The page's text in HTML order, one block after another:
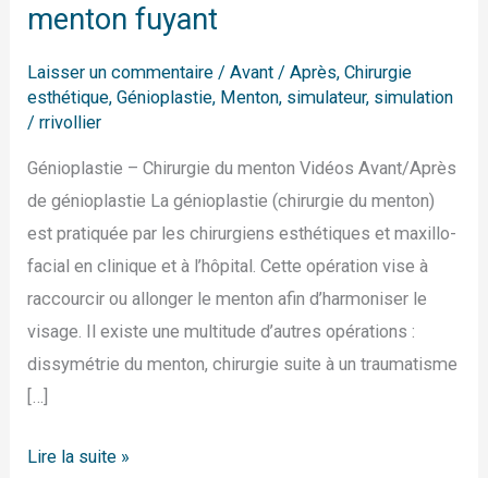
menton fuyant
Laisser un commentaire /Avant / Après,Chirurgie
esthétique,Génioplastie, Menton, simulateur, simulation
/rrivollier
Génioplastie – Chirurgie du menton Vidéos Avant/Après
de génioplastie La génioplastie (chirurgie du menton)
est pratiquée par les chirurgiens esthétiques et maxillo-
facial en clinique et à l’hôpital. Cette opération vise à
raccourcir ou allonger le menton afin d’harmoniser le
visage. Il existe une multitude d’autres opérations :
dissymétrie du menton, chirurgie suite à un traumatisme
[…]
Lire la suite »